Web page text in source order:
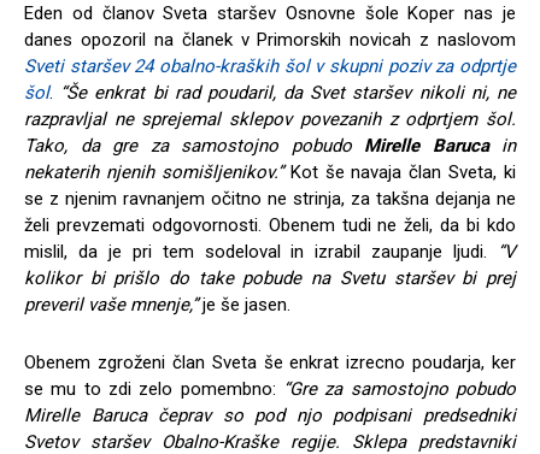
Eden od članov Sveta staršev Osnovne šole Koper nas je
danes opozoril na članek v Primorskih novicah z naslovom
Sveti staršev 24 obalno-kraških šol v skupni poziv za odprtje
šol. “Še enkrat bi rad poudaril, da Svet staršev nikoli ni, ne
razpravljal ne sprejemal sklepov povezanih z odprtjem šol.
Tako, da gre za samostojno pobudo Mirelle Barucain
nekaterih njenih somišljenikov.”Kot še navaja član Sveta, ki
se z njenim ravnanjem očitno ne strinja, za takšna dejanja ne
želi prevzemati odgovornosti. Obenem tudi ne želi, da bi kdo
mislil, da je pri tem sodeloval in izrabil zaupanje ljudi.
“V
kolikor bi prišlo do take pobude na Svetu staršev bi prej
preveril vaše mnenje,”je še jasen.
Obenem zgroženi član Sveta še enkrat izrecno poudarja, ker
se mu to zdi zelo pomembno: “Gre za samostojno pobudo
Mirelle Baruca čeprav so pod njo podpisani predsedniki
Svetov staršev Obalno-Kraške regije. Sklepa predstavniki